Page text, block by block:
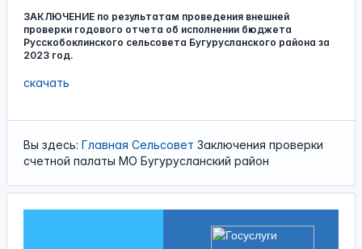
ЗАКЛЮЧЕНИЕ по результатам проведения внешней
проверки годового отчета об исполнении бюджета
Русскобоклинского сельсовета Бугурусланского района за
2023 год.
скачать
Вы здесь: Главная Сельсовет Заключения проверки
счетной палаты МО Бугурусланский район